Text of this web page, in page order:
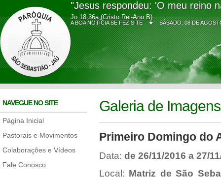
"Jesus respondeu: 'O meu reino
Jo 18,36a (Cristo Rei-Ano B)
A BOA NOTÍCIA SE FEZ SITE ★SÁBADO, 08 DE
NAVEGUE NO SITE
Página Inicial
Pastorais e Movimentos
Colaborações e Vídeos
Fale Conosco
Galeria de Imagens
Primeiro Domingo do
Data: de 26/11/2016 a 27/
Local: Matriz de São